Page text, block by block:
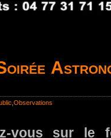
Observations
vous sur le